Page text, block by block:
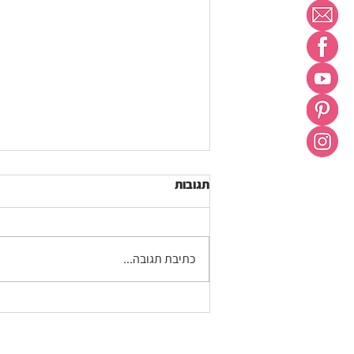
תגובות
כתיבת תגובה...